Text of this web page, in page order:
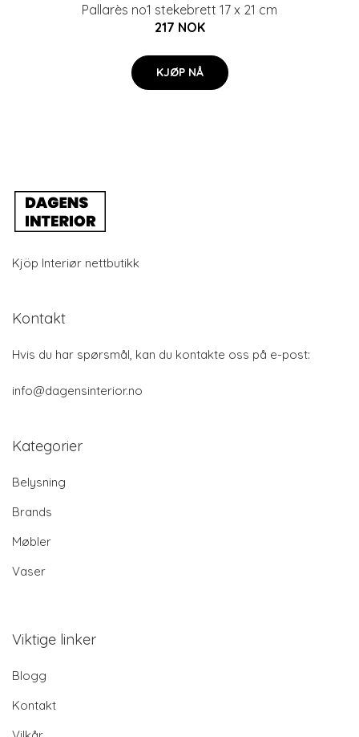
Pallarès no1 stekebrett 17 x 21 cm
217 NOK
KJØP NÅ
Kjöp Interiør nettbutikk
Kontakt
Hvis du har spørsmål, kan du kontakte oss på e-post:
info@dagensinterior.no
Kategorier
Belysning
Brands
Møbler
Vaser
Viktige linker
Blogg
Kontakt